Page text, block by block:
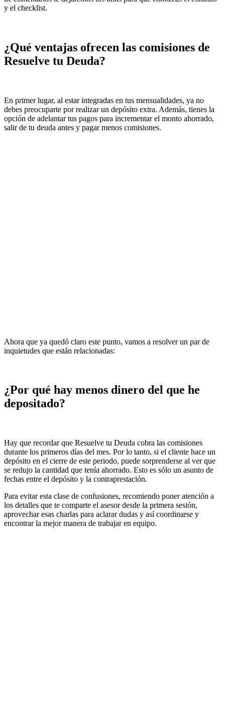
y el checklist.
¿Qué ventajas ofrecen las comisiones de
Resuelve tu Deuda?
En primer lugar, al estar integradas en tus mensualidades, ya no
debes preocuparte por realizar un depósito extra. Además, tienes la
opción de adelantar tus pagos para incrementar el monto ahorrado,
salir de tu deuda antes y pagar menos comisiones.
Ahora que ya quedó claro este punto, vamos a resolver un par de
inquietudes que están relacionadas:
¿Por qué hay menos dinero del que he
depositado?
Hay que recordar que Resuelve tu Deuda cobra las comisiones
durante los primeros días del mes. Por lo tanto, si el cliente hace un
depósito en el cierre de este periodo, puede sorprenderse al ver que
se redujo la cantidad que tenía ahorrado. Esto es sólo un asunto de
fechas entre el depósito y la contraprestación.
Para evitar esta clase de confusiones, recomiendo poner atención a
los detalles que te comparte el asesor desde la primera sesión,
aprovechar esas charlas para aclarar dudas y así coordinarse y
encontrar la mejor manera de trabajar en equipo.